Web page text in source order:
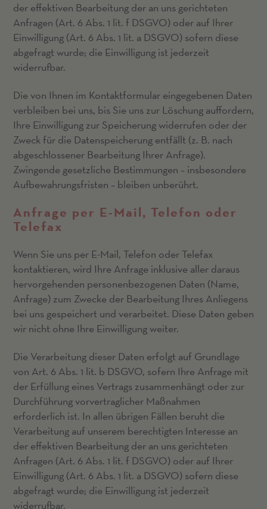
der effektiven Bearbeitung der an uns gerichteten
Anfragen (Art. 6 Abs. 1 lit. f DSGVO) oder auf Ihrer
Einwilligung (Art. 6 Abs. 1 lit. a DSGVO) sofern diese
abgefragt wurde; die Einwilligung ist jederzeit
widerrufbar.
Die von Ihnen im Kontaktformular eingegebenen Daten
verbleiben bei uns, bis Sie uns zur Löschung auffordern,
Ihre Einwilligung zur Speicherung widerrufen oder der
Zweck für die Datenspeicherung entfällt (z. B. nach
abgeschlossener Bearbeitung Ihrer Anfrage).
Zwingende gesetzliche Bestimmungen – insbesondere
Aufbewahrungsfristen – bleiben unberührt.
Anfrage per E-Mail, Telefon oder
Telefax
Wenn Sie uns per E-Mail, Telefon oder Telefax
kontaktieren, wird Ihre Anfrage inklusive aller daraus
hervorgehenden personenbezogenen Daten (Name,
Anfrage) zum Zwecke der Bearbeitung Ihres Anliegens
bei uns gespeichert und verarbeitet. Diese Daten geben
wir nicht ohne Ihre Einwilligung weiter.
Die Verarbeitung dieser Daten erfolgt auf Grundlage
von Art. 6 Abs. 1 lit. b DSGVO, sofern Ihre Anfrage mit
der Erfüllung eines Vertrags zusammenhängt oder zur
Durchführung vorvertraglicher Maßnahmen
erforderlich ist. In allen übrigen Fällen beruht die
Verarbeitung auf unserem berechtigten Interesse an
der effektiven Bearbeitung der an uns gerichteten
Anfragen (Art. 6 Abs. 1 lit. f DSGVO) oder auf Ihrer
Einwilligung (Art. 6 Abs. 1 lit. a DSGVO) sofern diese
abgefragt wurde; die Einwilligung ist jederzeit
widerrufbar.